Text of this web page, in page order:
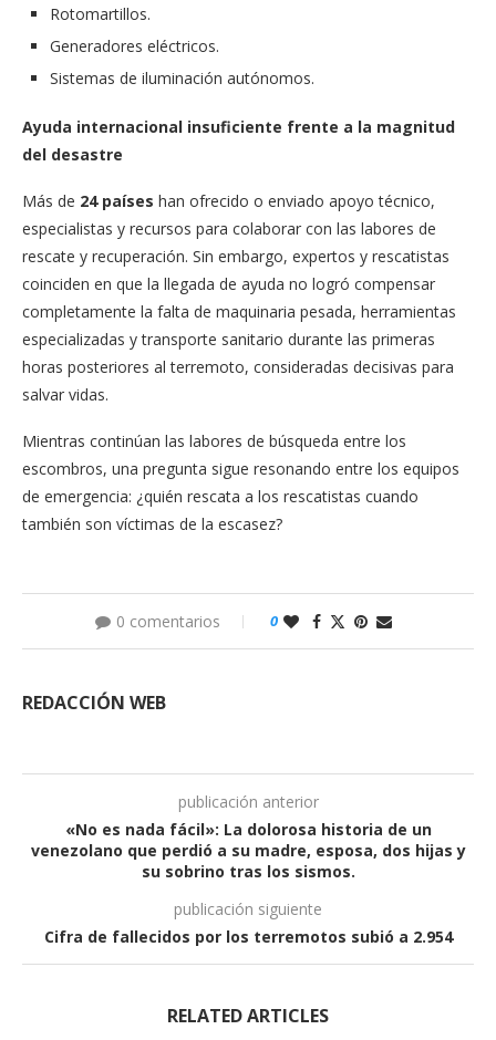
Rotomartillos.
Generadores eléctricos.
Sistemas de iluminación autónomos.
Ayuda internacional insuficiente frente a la magnitud
del desastre
Más de 24 países han ofrecido o enviado apoyo técnico,
especialistas y recursos para colaborar con las labores de
rescate y recuperación. Sin embargo, expertos y rescatistas
coinciden en que la llegada de ayuda no logró compensar
completamente la falta de maquinaria pesada, herramientas
especializadas y transporte sanitario durante las primeras
horas posteriores al terremoto, consideradas decisivas para
salvar vidas.
Mientras continúan las labores de búsqueda entre los
escombros, una pregunta sigue resonando entre los equipos
de emergencia: ¿quién rescata a los rescatistas cuando
también son víctimas de la escasez?
0 comentarios 0
REDACCIÓN WEB
publicación anterior
«No es nada fácil»: La dolorosa historia de un
venezolano que perdió a su madre, esposa, dos hijas y
su sobrino tras los sismos.
publicación siguiente
Cifra de fallecidos por los terremotos subió a 2.954
RELATED ARTICLES